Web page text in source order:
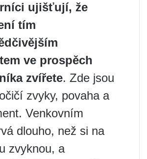
ujišťují, že
tím
ve prospěch
zvířete. Zde jsou
zvyky, povaha a
Venkovním
dlouho, než si na
zvyknou, a